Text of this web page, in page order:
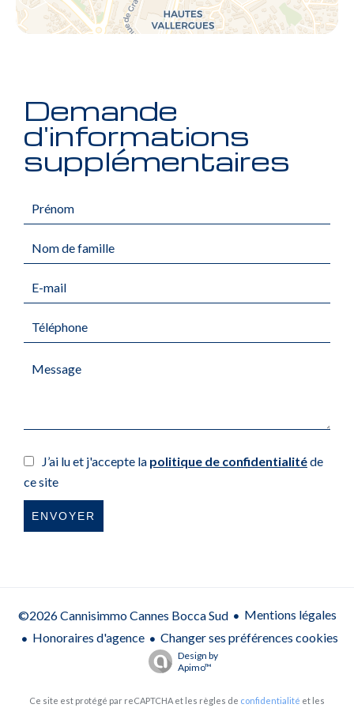
Demande
d'informations
supplémentaires
J’ai lu et j'accepte la politique de confidentialitéde
ce site
ENVOYER
©2026 Cannisimmo Cannes Bocca Sud
Mentions légales
Honoraires d'agence
Changer ses préférences cookies
Design by
Apimo™
Ce site est protégé par reCAPTCHA et les règles de confidentialité et les